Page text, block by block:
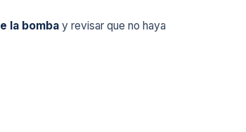
la bomba y revisar que no haya